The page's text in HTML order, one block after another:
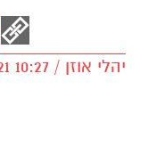
יהלי אוזן / 10:27 04.01.21